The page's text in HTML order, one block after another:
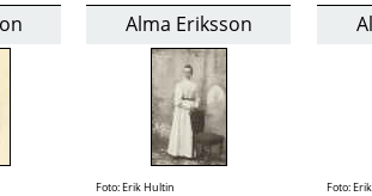
Alma Eriksson
Foto:Erik Hultin
Foto: